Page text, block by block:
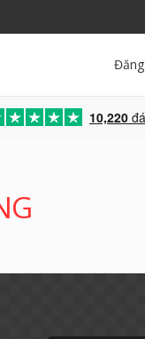
10,220